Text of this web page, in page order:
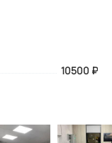
10500 ₽